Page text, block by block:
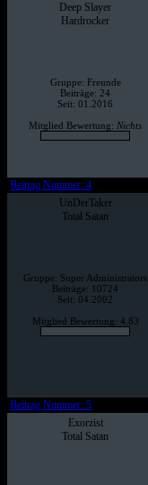
Deep Slayer
Hardrocker
Gruppe: Freunde
Beiträge: 24
Seit: 01.2016
Mitglied Bewertung: Nichts
Beitrag Nummer: 4
UnDerTaker
Total Satan
Gruppe: Super Administrators
Beiträge: 10724
Seit: 04.2002
Mitglied Bewertung: 4.83
Beitrag Nummer: 5
Exorzist
Total Satan